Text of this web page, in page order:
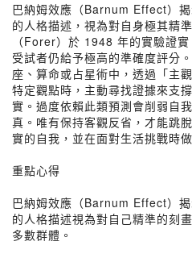
巴納姆效應（Barnum Effect）
的人格描述，視為對自身極其精
（Forer）於 1948 年的實驗證
受試者仍給予極高的準確度評分
座、算命或占星術中，透過「主
特定觀點時，主動尋找證據來支
實。過度依賴此類預測會削弱自
真。唯有保持客觀反省，才能跳
實的自我，並在面對生活挑戰時
重點心得
巴納姆效應（Barnum Effect）
的人格描述視為對自己精準的刻
多數群體。